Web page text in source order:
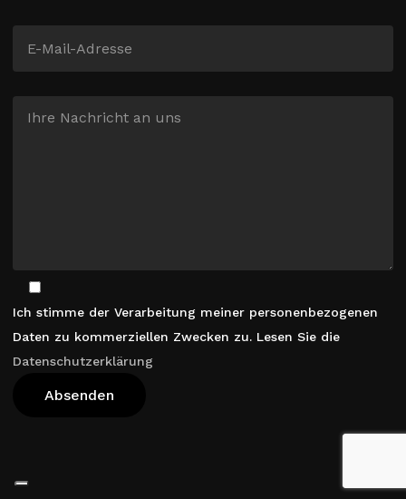
Ich stimme der Verarbeitung meiner personenbezogenen
Daten zu kommerziellen Zwecken zu. Lesen Sie die
Datenschutzerklärung